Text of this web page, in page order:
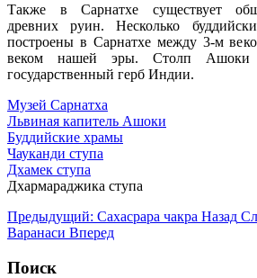
Также в Сарнатхе существует
древних руин. Несколько
построены в Сарнатхе между 3-м
веком нашей эры. Столп
государственный герб Индии.
Музей Сарнатха
Львиная капитель Ашоки
Буддийские храмы
Чауканди ступа
Дхамек ступа
Дхармараджика ступа
Предыдущий: Сахасрара чакра Назад
Варанаси Вперед
Поиск